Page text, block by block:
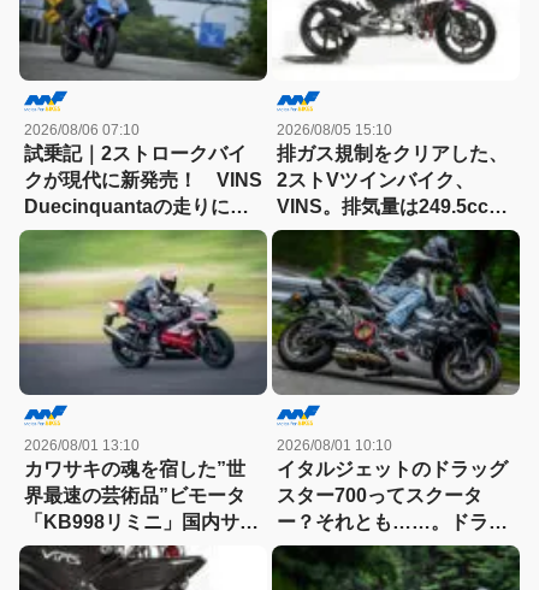
2026/08/06 07:10
試乗記｜2ストロークバイ
クが現代に新発売！ VINS
Duecinquantaの走りに大
感動
2026/08/05 15:10
排ガス規制をクリアした、
2ストVツインバイク、
VINS。排気量は249.5cc、
83HPを絞り出す。そのエ
ンジンの技術とは
2026/08/01 13:10
カワサキの魂を宿した”世
界最速の芸術品”ビモータ
「KB998リミニ」国内サー
キット試乗記
2026/08/01 10:10
イタルジェットのドラッグ
スター700ってスクータ
ー？それとも……。ドラッ
グスター700ツイン・リミ
テッドエディション試乗記